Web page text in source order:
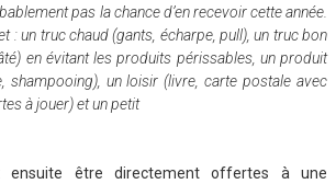
pas la chance d’en recevoir cette année.
: un truc chaud (gants, écharpe, pull), un truc bon
en évitant les produits périssables, un produit
shampooing), un loisir (livre, carte postale avec
à jouer) et un petit
ensuite être directement offertes à une